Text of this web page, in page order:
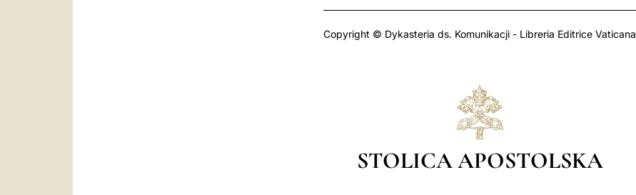
Copyright © Dykasteria ds. Komunikacji - Libreria Editrice Vaticana
STOLICA APOSTOLSKA